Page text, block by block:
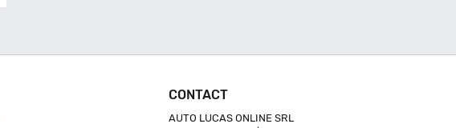
CONTACT
AUTO LUCAS ONLINE SRL